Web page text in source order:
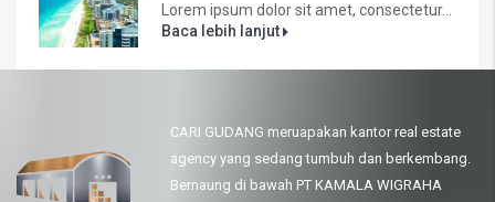
Lorem ipsum dolor sit amet, consectetur...
Baca lebih lanjut
CARI GUDANG meruapakan kantor real estate
agency yang sedang tumbuh dan berkembang.
Bernaung di bawah PT KAMALA WIGRAHA